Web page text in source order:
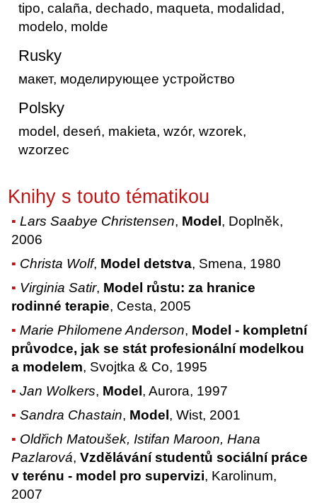
tipo, calaña, dechado, maqueta, modalidad,
modelo, molde
Rusky
макет, моделирующее устройство
Polsky
model, deseń, makieta, wzór, wzorek,
wzorzec
Knihy s touto tématikou
Lars Saabye Christensen, Model , Doplněk,
2006
Christa Wolf, Model detstva, Smena, 1980
Virginia Satir, Model růstu: za hranice
rodinné terapie, Cesta, 2005
Marie Philomene Anderson, Model - kompletní
průvodce, jak se stát profesionální modelkou
a modelem, Svojtka & Co, 1995
Jan Wolkers, Model , Aurora, 1997
Sandra Chastain, Model , Wist, 2001
Oldřich Matoušek, Istifan Maroon, Hana
Pazlarová,Vzdělávání studentů sociální práce
v terénu - model pro supervizi, Karolinum,
2007